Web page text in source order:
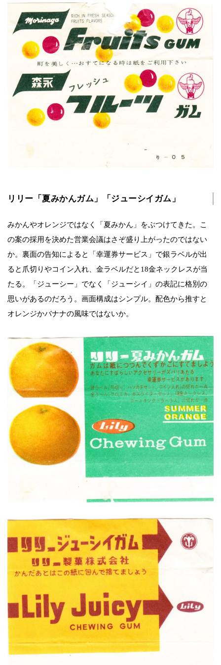
リリー「夏みかんガム」「ジューシイガム」
みかんやオレンジではなく「夏みかん」をぶつけてきた。こ
の案の採用を決めた営業会議はさぞ盛り上がったのではない
か。裏面の告知によると「幸運券サービス」で銀ラベルが出
ると爪切りやコイン入れ、金ラベルだと18金ネックレスが当
たる。「ジューシー」でなく「ジューシイ」の表記に格別の
思いがあるのだろう。画面構成はシンプル。配色から推すと
オレンジかバナナの風味ではないか。